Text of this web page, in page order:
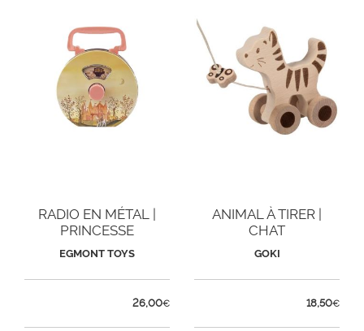
RADIO EN MÉTAL |
PRINCESSE
EGMONT TOYS
26,00€
ANIMAL À TIRER |
CHAT
GOKI
18,50€